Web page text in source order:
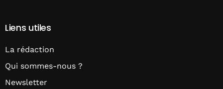
Liens utiles
La rédaction
Qui sommes-nous ?
Newsletter